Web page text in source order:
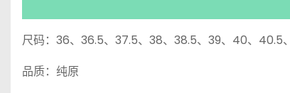
尺码：36、36.5、37.5、38、38.5、39、40、
品质：纯原